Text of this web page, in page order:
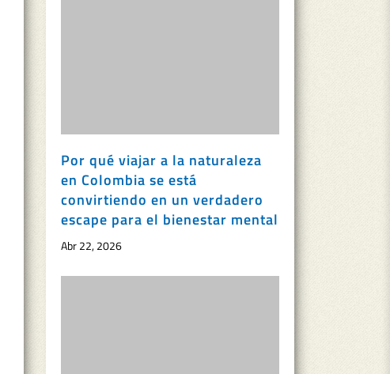
Por qué viajar a la naturaleza
en Colombia se está
convirtiendo en un verdadero
escape para el bienestar mental
Abr 22, 2026